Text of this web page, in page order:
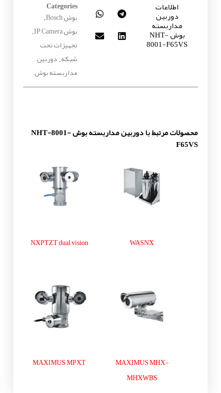
اطلاعات
دوربین
مداربسته
بوش NHT-
8001-F65VS
Categories
بوش Bosch ,
بوش IP Camera ,
تجهیزات تحت
شبکه, دوربین
مداربسته بوش
محصولات مرتبط با دوربین مداربسته بوش NHT-8001-
F65VS
WASNX
NXPTZT dual vision
MAXIMUS MHX-
MHXWBS
MAXIMUS MPXT